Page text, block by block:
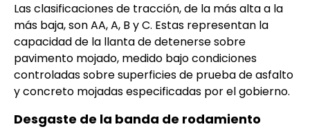
Las clasificaciones de tracción, de la más alta a la
más baja, son AA, A, B y C. Estas representan la
capacidad de la llanta de detenerse sobre
pavimento mojado, medido bajo condiciones
controladas sobre superficies de prueba de asfalto
y concreto mojadas especificadas por el gobierno.
Desgaste de la banda de rodamiento